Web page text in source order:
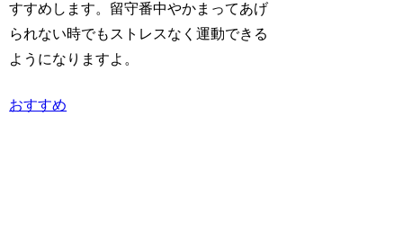
すすめします。留守番中やかまってあげ
られない時でもストレスなく運動できる
ようになりますよ。
おすすめ